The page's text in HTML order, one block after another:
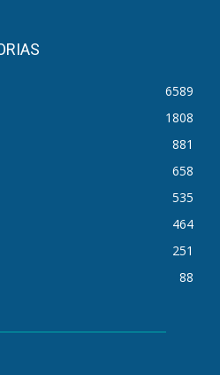
6589
1808
881
658
535
464
251
88